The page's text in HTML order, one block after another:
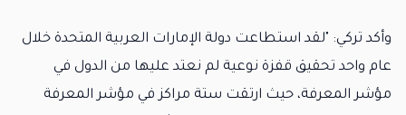
وأكد تركي: "لقد استطاعت دولة الإمارات العربية المتحدة خلال
عام واحد تحقيق قفزة نوعية لم نعتد عليها من الدول في
مؤشر المعرفة، حيث ارتقت ستة مراكز في مؤشر المعرفة